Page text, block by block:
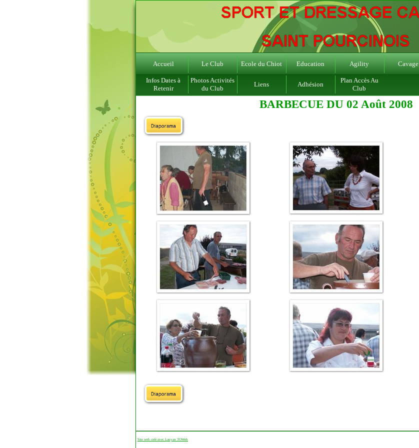
Accueil Le Club Ecole du Chiot Education Agility Cavage
Infos Dates à
Retenir
Photos Activités
du Club
Liens Adhésion
Plan Accès Au
Club
BARBECUE DU 02 Août 2008
Site web créé avec Lauyan TOWeb